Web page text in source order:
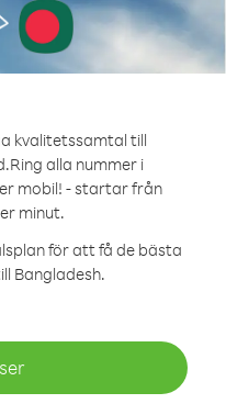
kvalitetssamtal till
Ring alla nummer i
mobil! - startar från
minut.
för att få de bästa
Bangladesh.